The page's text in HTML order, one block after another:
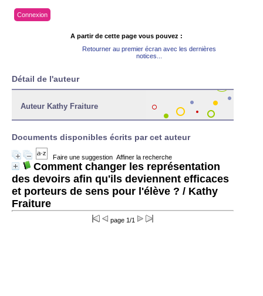
Connexion
A partir de cette page vous pouvez :
Retourner au premier écran avec les dernières
notices...
Détail de l'auteur
Auteur Kathy Fraiture
Documents disponibles écrits par cet auteur
Faire une suggestion Affiner la recherche
Comment changer les représentation
des devoirs afin qu'ils deviennent efficaces
et porteurs de sens pour l'élève ? / Kathy
Fraiture
page 1/1